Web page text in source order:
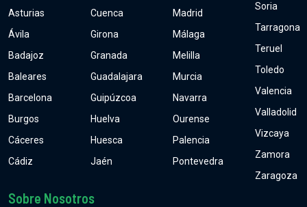
Asturias
Ávila
Badajoz
Baleares
Barcelona
Burgos
Cáceres
Cádiz
Cuenca
Girona
Granada
Guadalajara
Guipúzcoa
Huelva
Huesca
Jaén
Madrid
Málaga
Melilla
Murcia
Navarra
Ourense
Palencia
Pontevedra
Soria
Tarragona
Teruel
Toledo
Valencia
Valladolid
Vizcaya
Zamora
Zaragoza
Sobre Nosotros